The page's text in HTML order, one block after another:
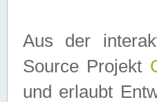
Aus der
Source Projekt
und erlaubt